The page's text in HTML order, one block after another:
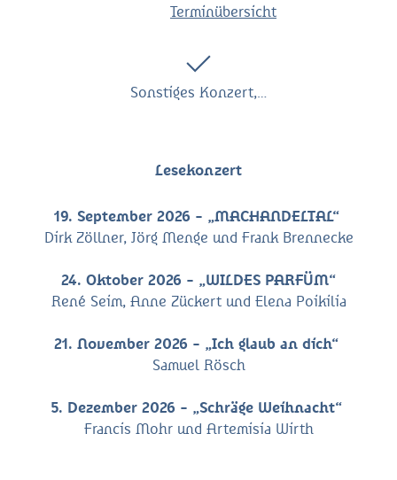
Terminübersicht
Sonstiges Konzert,…
Lesekonzert
19. September 2026 - „MACHANDELTAL“
Dirk Zöllner, Jörg Menge und Frank Brennecke
24. Oktober 2026 - „WILDES PARFÜM“
René Seim, Anne Zückert und Elena Poikilia
21. November 2026 - „Ich glaub an dich“
Samuel Rösch
5. Dezember 2026 - „Schräge Weihnacht“
Francis Mohr und Artemisia Wirth